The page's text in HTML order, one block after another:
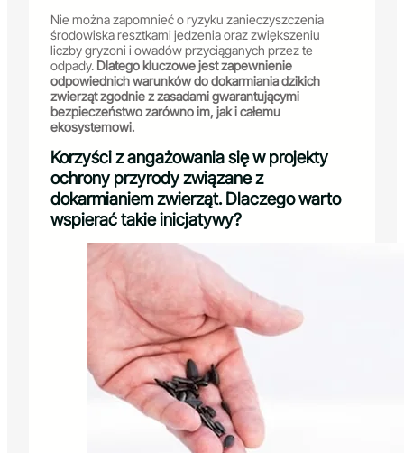
Nie można zapomnieć o ryzyku zanieczyszczenia
środowiska resztkami jedzenia oraz zwiększeniu
liczby gryzoni i owadów przyciąganych przez te
odpady. Dlatego kluczowe jest zapewnienie
odpowiednich warunków do dokarmiania dzikich
zwierząt zgodnie z zasadami gwarantującymi
bezpieczeństwo zarówno im, jak i całemu
ekosystemowi.
Korzyści z angażowania się w projekty
ochrony przyrody związane z
dokarmianiem zwierząt. Dlaczego warto
wspierać takie inicjatywy?